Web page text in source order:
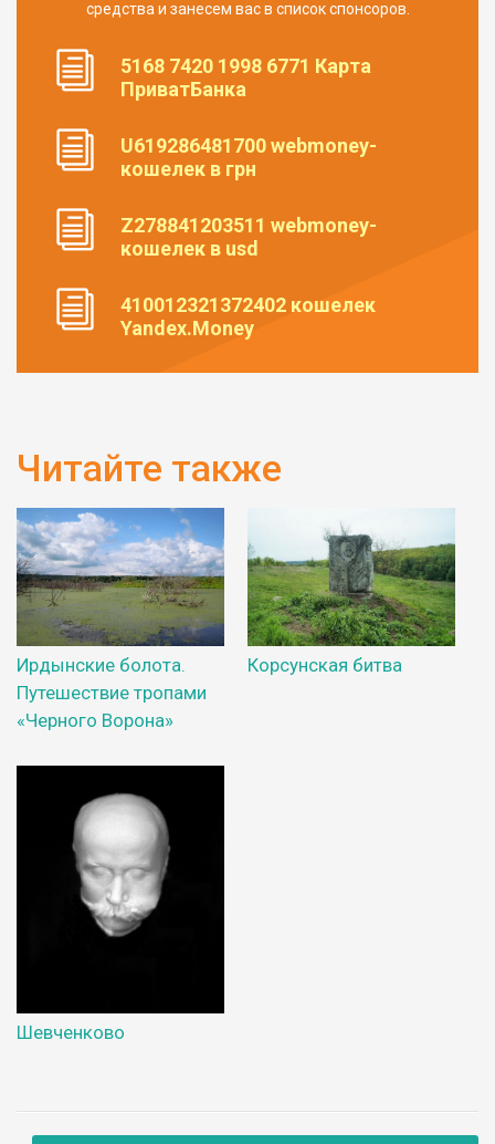
средства и занесем вас в список спонсоров.
5168 7420 1998 6771 Карта
ПриватБанка
U619286481700 webmoney-
кошелек в грн
Z278841203511 webmoney-
кошелек в usd
410012321372402 кошелек
Yandex.Money
Читайте также
Ирдынские болота.
Путешествие тропами
«Черного Ворона»
Корсунская битва
Шевченково